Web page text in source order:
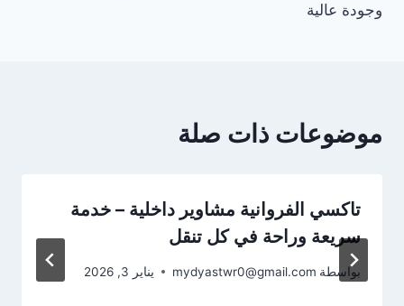
وجودة عالية
موضوعات ذات صلة
تاكسي الفروانية مشاوير داخلية – خدمة
سريعة وراحة في كل تنقل
بواسطة mydyastwr0@gmail.com يناير 3, 2026